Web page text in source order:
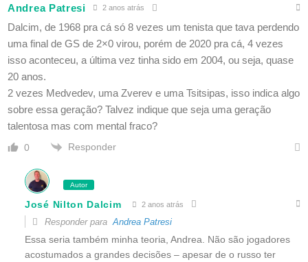
Andrea Patresi 2 anos atrás
Dalcim, de 1968 pra cá só 8 vezes um tenista que tava perdendo
uma final de GS de 2×0 virou, porém de 2020 pra cá, 4 vezes
isso aconteceu, a última vez tinha sido em 2004, ou seja, quase
20 anos.
2 vezes Medvedev, uma Zverev e uma Tsitsipas, isso indica algo
sobre essa geração? Talvez indique que seja uma geração
talentosa mas com mental fraco?
0 Responder
Autor
José Nilton Dalcim 2 anos atrás
Responder paraAndrea Patresi
Essa seria também minha teoria, Andrea. Não são jogadores
acostumados a grandes decisões – apesar de o russo ter